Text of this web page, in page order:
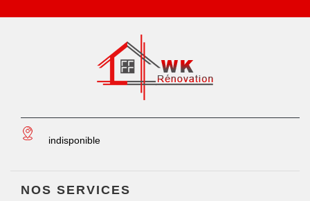
indisponible
NOS SERVICES